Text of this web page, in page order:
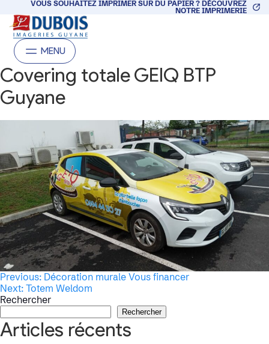
contenu
VOUS SOUHAITEZ IMPRIMER SUR DU PAPIER ? DÉCOUVREZ
NOTRE IMPRIMERIE
MENU
Covering totale GEIQ BTP
Guyane
Navigation
de
l’article
Previous: Décoration murale Vous financer
Next: Totem Weldom
Rechercher
Rechercher
Articles récents